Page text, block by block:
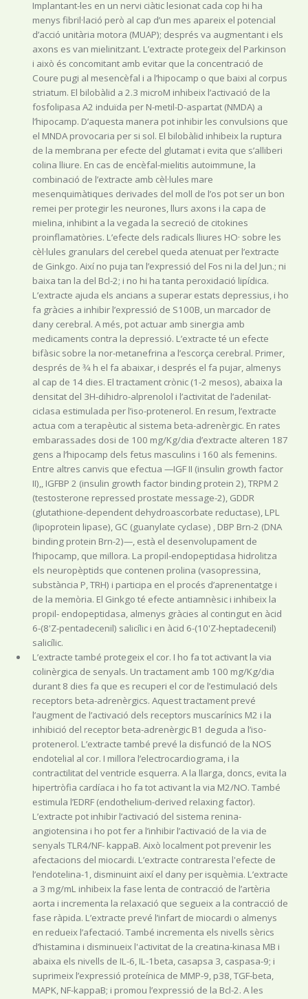
L’extracte també protegeix el cor. I ho fa tot activant la via
colinèrgica de senyals. Un tractament amb 100 mg/Kg/dia
durant 8 dies fa que es recuperi el cor de l’estimulació dels
receptors beta-adrenèrgics. Aquest tractament prevé
l’augment de l’activació dels receptors muscarínics M2 i la
inhibició del receptor beta-adrenèrgic B1 deguda a l’iso-
protenerol. L’extracte també prevé la disfunció de la NOS
endotelial al cor. I millora l’electrocardiograma, i la
contractilitat del ventricle esquerra. A la llarga, doncs, evita la
hipertròfia cardíaca i ho fa tot activant la via M2/NO. També
estimula l’EDRF (endothelium-derived relaxing factor).
L’extracte pot inhibir l’activació del sistema renina-
angiotensina i ho pot fer a l’inhibir l’activació de la via de
senyals TLR4/NF- kappaB. Això localment pot prevenir les
afectacions del miocardi. L’extracte contraresta l'efecte de
l’endotelina-1, disminuint així el dany per isquèmia. L’extracte
a 3 mg/mL inhibeix la fase lenta de contracció de l’artèria
aorta i incrementa la relaxació que segueix a la contracció de
fase ràpida. L’extracte prevé l’infart de miocardi o almenys
en redueix l’afectació. També incrementa els nivells sèrics
d’histamina i disminueix l'activitat de la creatina-kinasa MB i
abaixa els nivells de IL-6, IL-1beta, casapsa 3, caspasa-9; i
suprimeix l’expressió proteínica de MMP-9, p38, TGF-beta,
MAPK, NF-kappaB; i promou l’expressió de la Bcl-2. A les